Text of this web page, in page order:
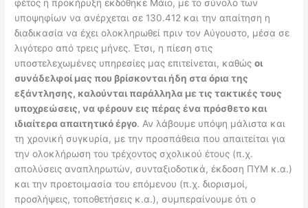
φέτος η προκήρυξη εκδόθηκε Μάιο, με το σύνολο των
υποψηφίων να ανέρχεται σε 130.412 και την απαίτηση η
διαδικασία να έχει ολοκληρωθεί πριν τον Αύγουστο, μέσα σε
λιγότερο από τρεις μήνες. Έτσι, η πίεση στις
υποστελεχωμένες υπηρεσίες μας επιτείνεται, καθώςοι
συνάδελφοί μας που βρίσκονται ήδη στα όρια της
εξάντλησης, καλούνται παράλληλα με τις τακτικές τους
υποχρεώσεις, να φέρουν εις πέρας ένα πρόσθετο και
ιδιαίτερα απαιτητικό έργο. Αν λάβουμε υπόψη μάλιστα και
τη χρονική συγκυρία, με την προσπάθεια που απαιτείται για
την ολοκλήρωση του τρέχοντος σχολικού έτους (π.χ.
απολύσεις αναπληρωτών, συνταξιοδοτικά, έκδοση ΠΥΜ κ.α.)
και την προετοιμασία του επόμενου (π.χ. διορισμοί,
προσλήψεις, τοποθετήσεις κ.α.), συμπεραίνουμε ότι ο